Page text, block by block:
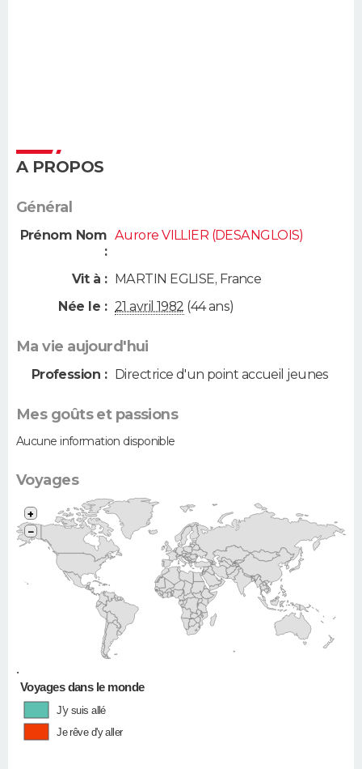
A PROPOS
Général
Prénom Nom
:
Aurore VILLIER (DESANGLOIS)
Vit à : MARTIN EGLISE, France
Née le : 21 avril 1982 (44 ans)
Ma vie aujourd'hui
Profession : Directrice d'un point accueil jeunes
Mes goûts et passions
Aucune information disponible
Voyages
•
+
−
Voyages dans le monde
J'y suis allé
Je rêve d'y aller